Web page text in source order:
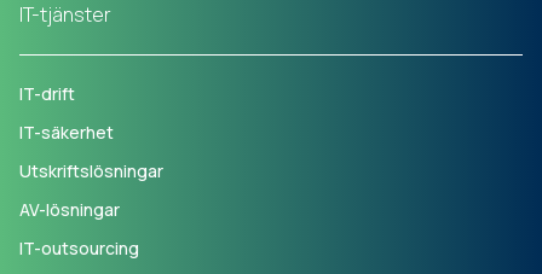
IT-tjänster
IT-drift
IT-säkerhet
Utskriftslösningar
AV-lösningar
IT-outsourcing